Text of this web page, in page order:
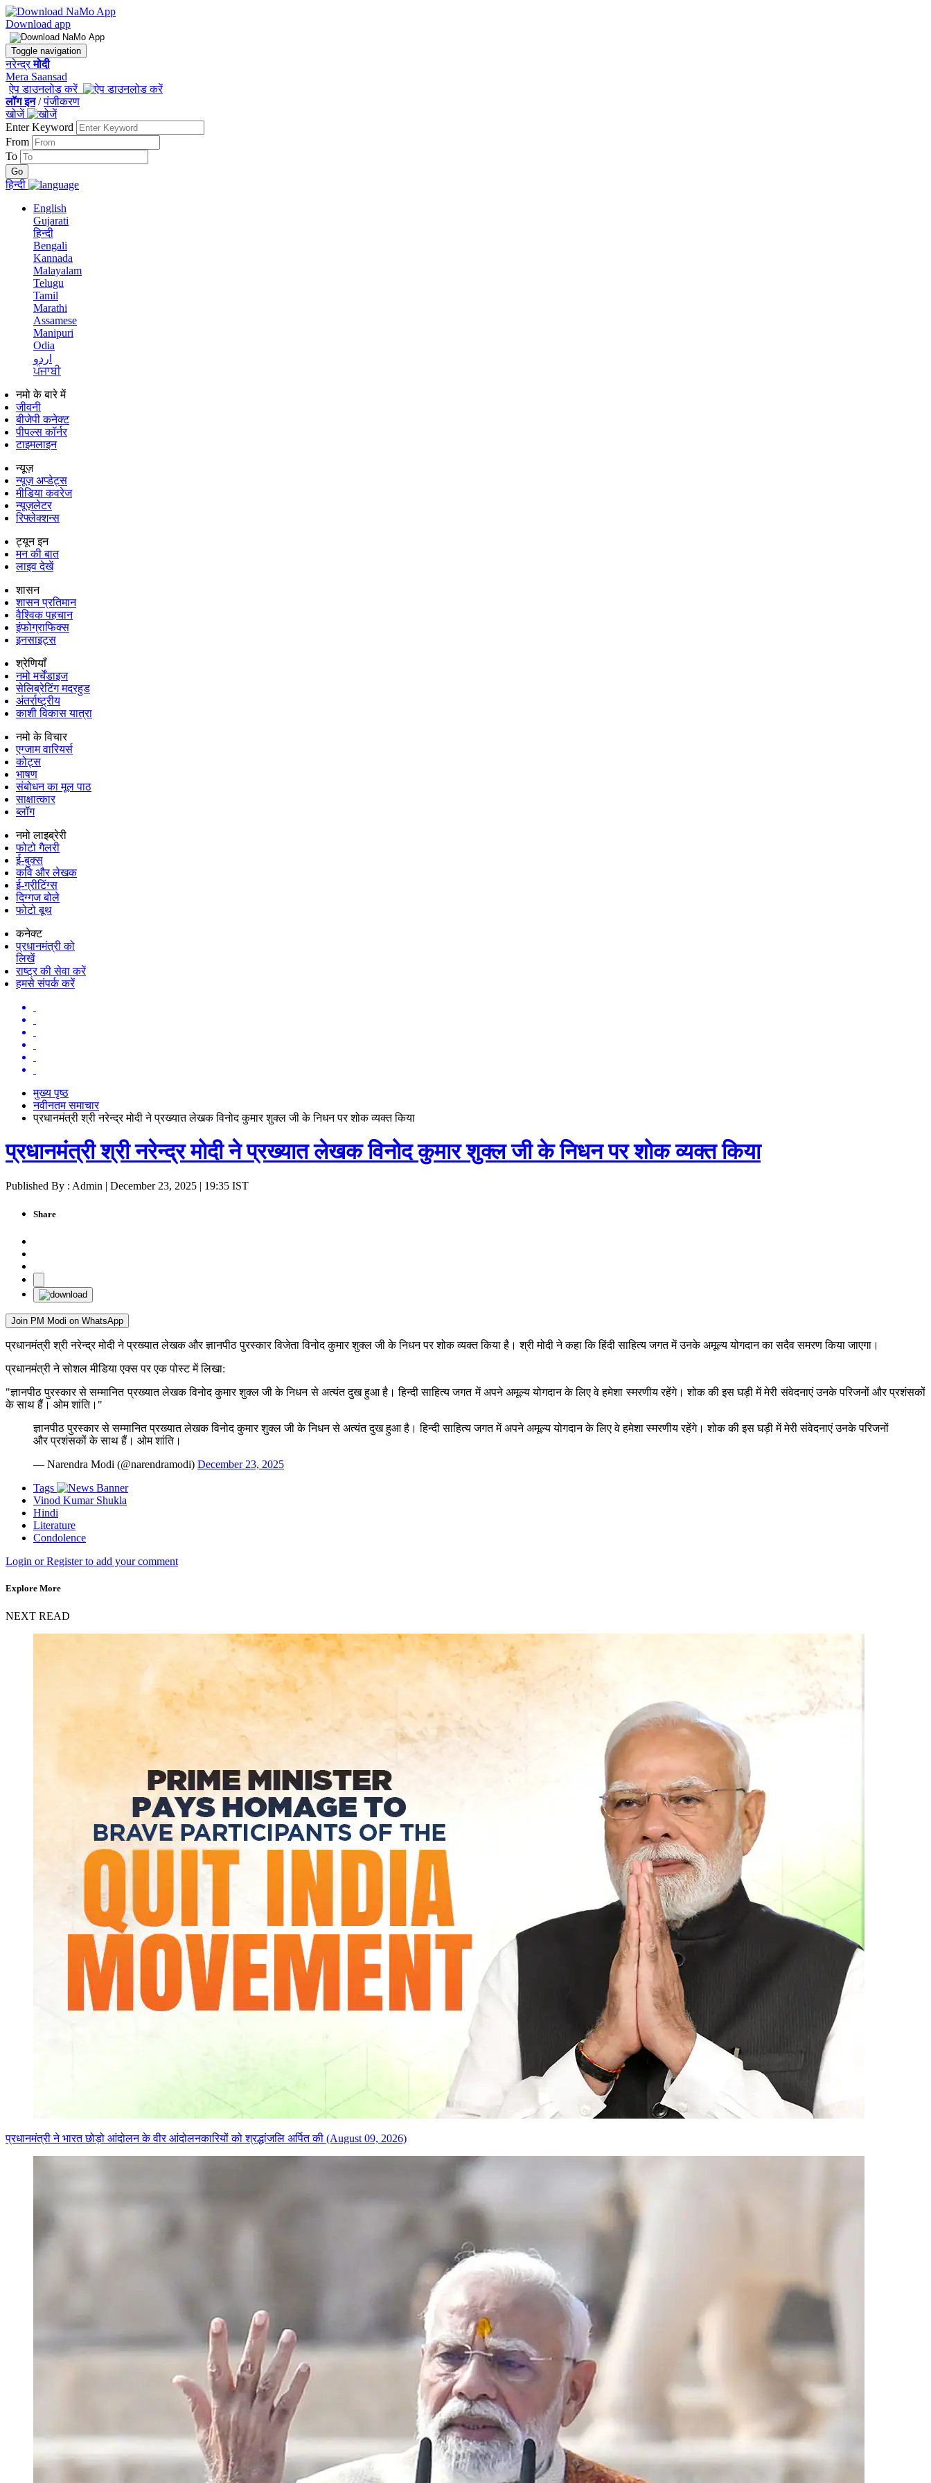
Download app
Toggle navigation
नरेन्द्रमोदी
Mera Saansad
ऐप डाउनलोड करें
लॉग इन/पंजीकरण
खोजें
Enter Keyword
From
To
हिन्दी
English
Gujarati
हिन्दी
Bengali
Kannada
Malayalam
Telugu
Tamil
Marathi
Assamese
Manipuri
Odia
اردو
ਪੰਜਾਬੀ
नमो के बारे में
जीवनी
बीजेपी कनेक्ट
पीपल्स कॉर्नर
टाइमलाइन
न्यूज़
न्यूज़ अप्डेट्स
मीडिया कवरेज
न्यूज़लेटर
रिफ्लेक्शन्स
ट्यून इन
मन की बात
लाइव देखें
शासन
शासन प्रतिमान
वैश्विक पहचान
इंफोग्राफिक्स
इनसाइट्स
श्रेणियाँ
नमो मर्चेंडाइज
सेलिब्रेटिंग मदरहुड
अंतर्राष्‍ट्रीय
काशी विकास यात्रा
नमो के विचार
एग्जाम वारियर्स
कोट्स
भाषण
संबोधन का मूल पाठ
साक्षात्कार
ब्लॉग
नमो लाइब्रेरी
फोटो गैलरी
ई-बुक्स
कवि और लेखक
ई-ग्रीटिंग्स
दिग्गज बोले
फोटो बूथ
कनेक्ट
प्रधानमंत्री को
लिखें
राष्ट्र की सेवा करें
हमसे संपर्क करें
मुख्य पृष्ठ
नवीनतम समाचार
प्रधानमंत्री श्री नरेन्द्र मोदी ने प्रख्यात लेखक विनोद कुमार शुक्ल जी के निधन पर शोक व्यक्त किया
प्रधानमंत्री श्री नरेन्द्र मोदी ने प्रख्यात लेखक विनोद कुमार शुक्ल जी के निधन पर शोक व्यक्त किया
Published By : Admin | December 23, 2025 | 19:35 IST
Share
Join PM Modi on WhatsApp
प्रधानमंत्री श्री नरेन्द्र मोदी ने प्रख्यात लेखक और ज्ञानपीठ पुरस्कार विजेता विनोद कुमार शुक्ल जी के निधन पर शोक व्यक्त किया है। श्री मोदी ने कहा कि हिंदी साहित्य जगत में उनके अमूल्य योगदान का सदैव समरण किया जाएगा।
प्रधानमंत्री ने सोशल मीडिया एक्स पर एक पोस्ट में लिखा:
"ज्ञानपीठ पुरस्कार से सम्मानित प्रख्यात लेखक विनोद कुमार शुक्ल जी के निधन से अत्यंत दुख हुआ है। हिन्दी साहित्य जगत में अपने अमूल्य योगदान के लिए वे हमेशा स्मरणीय रहेंगे। शोक की इस घड़ी में मेरी संवेदनाएं उनके परिजनों और प्रशंसकों
के साथ हैं। ओम शांति।"
ज्ञानपीठ पुरस्कार से सम्मानित प्रख्यात लेखक विनोद कुमार शुक्ल जी के निधन से अत्यंत दुख हुआ है। हिन्दी साहित्य जगत में अपने अमूल्य योगदान के लिए वे हमेशा स्मरणीय रहेंगे। शोक की इस घड़ी में मेरी संवेदनाएं उनके परिजनों
और प्रशंसकों के साथ हैं। ओम शांति।
— Narendra Modi (@narendramodi) December 23, 2025
Tags
Vinod Kumar Shukla
Hindi
Literature
Condolence
Login or Register to add your comment
Explore More
NEXT READ
प्रधानमंत्री ने भारत छोड़ो आंदोलन के वीर आंदोलनकारियों को श्रद्धांजलि अर्पित की (August 09, 2026)